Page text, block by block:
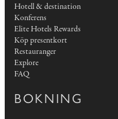
Hotell & destination
Konferens
Elite Hotels Rewards
Köp presentkort
Restauranger
Explore
FAQ
BOKNING